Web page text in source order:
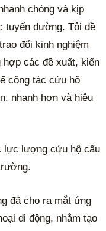
chóng và kịp
tuyến đường. Tôi đề
đổi kinh nghiệm
hợp các đề xuất, kiến
công tác cứu hộ
nhanh hơn và hiệu
lực lượng cứu hộ cẩu
đã cho ra mắt ứng
di động, nhằm tạo